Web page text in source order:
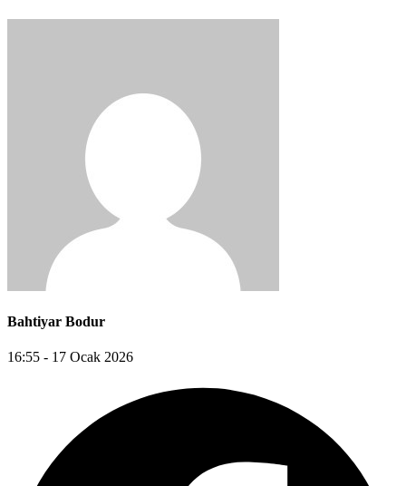
Bahtiyar Bodur
16:55 - 17 Ocak 2026